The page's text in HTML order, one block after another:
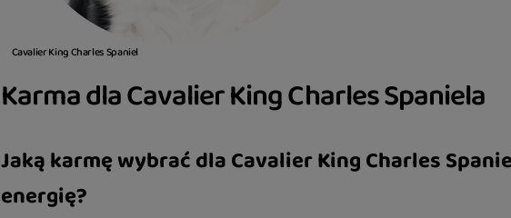
Cavalier King Charles Spaniel
Karma dla Cavalier King Charles Spaniela
Jaką karmę wybrać dla Cavalier King Charles
energię?